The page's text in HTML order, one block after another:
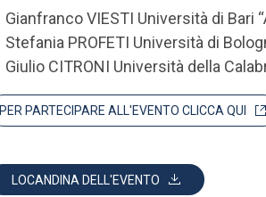
Gianfranco VIESTI Università di Bari
Stefania PROFETI Università di
Giulio CITRONI Università della
PER PARTECIPARE ALL'EVENTO CLICCA QUI
LOCANDINA DELL'EVENTO